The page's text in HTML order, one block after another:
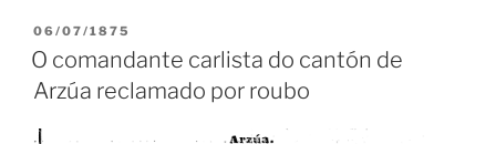
PUBLICADO
EN
06/07/1875
O comandante carlista do cantón de
Arzúa reclamado por roubo